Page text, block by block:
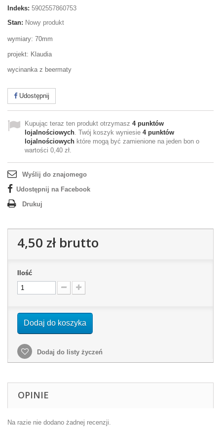
Indeks: 5902557860753
Stan: Nowy produkt
wymiary: 70mm
projekt: Klaudia
wycinanka z beermaty
Udostępnij
Kupując teraz ten produkt otrzymasz 4punktów
lojalnościowych. Twój koszyk wyniesie 4punktów
lojalnościowych które mogą być zamienione na jeden bon o
wartości 0,40 zł.
Wyślij do znajomego
Udostępnij na Facebook
Drukuj
4,50 złbrutto
Ilość
Dodaj do koszyka
Dodaj do listy życzeń
OPINIE
Na razie nie dodano żadnej recenzji.